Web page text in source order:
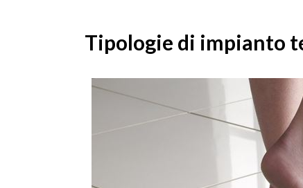
Tipologie di impianto